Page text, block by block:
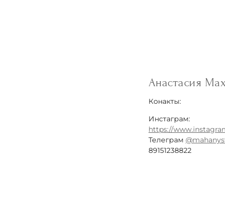
Анастасия
Конакты:
Инстаграм:
https://
Телеграм
89151238822